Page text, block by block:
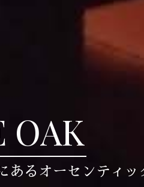
OAK
あるオーセンティッ